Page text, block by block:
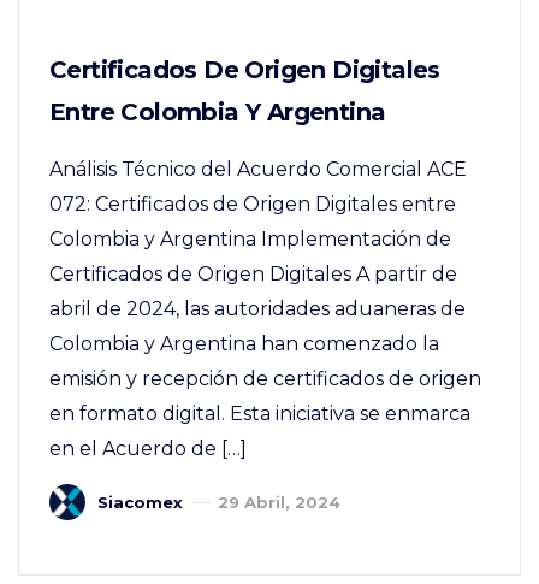
Certificados De Origen Digitales
Entre Colombia Y Argentina
Análisis Técnico del Acuerdo Comercial ACE
072: Certificados de Origen Digitales entre
Colombia y Argentina Implementación de
Certificados de Origen Digitales A partir de
abril de 2024, las autoridades aduaneras de
Colombia y Argentina han comenzado la
emisión y recepción de certificados de origen
en formato digital. Esta iniciativa se enmarca
en el Acuerdo de […]
Siacomex 29 Abril, 2024